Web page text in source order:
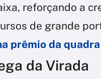
reforçando a
de grande
prêmio da
da Virada